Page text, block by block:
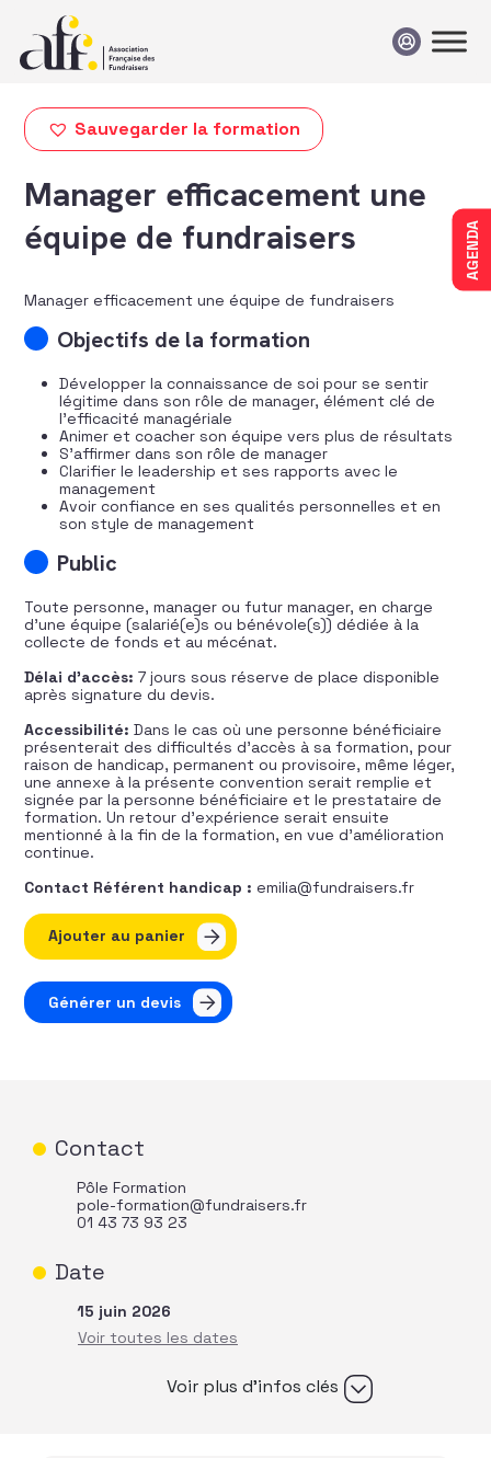
AGENDA
Sauvegarder la formation
Manager efficacement une
équipe de fundraisers
Manager efficacement une équipe de fundraisers
Objectifs de la formation
Développer la connaissance de soi pour se sentir
légitime dans son rôle de manager, élément clé de
l’efficacité managériale
Animer et coacher son équipe vers plus de résultats
S’affirmer dans son rôle de manager
Clarifier le leadership et ses rapports avec le
management
Avoir confiance en ses qualités personnelles et en
son style de management
Public
Toute personne, manager ou futur manager, en charge
d’une équipe (salarié(e)s ou bénévole(s)) dédiée à la
collecte de fonds et au mécénat.
Délai d’accès: 7 jours sous réserve de place disponible
après signature du devis.
Accessibilité: Dans le cas où une personne bénéficiaire
présenterait des difficultés d’accès à sa formation, pour
raison de handicap, permanent ou provisoire, même léger,
une annexe à la présente convention serait remplie et
signée par la personne bénéficiaire et le prestataire de
formation. Un retour d’expérience serait ensuite
mentionné à la fin de la formation, en vue d’amélioration
continue.
Contact Référent handicap :emilia@fundraisers.fr
quantité de Manager efficacement une équipe de
Ajouter au panier
Générer un devis
Contact
Pôle Formation
pole-formation@fundraisers.fr
01 43 73 93 23
Date
15 juin 2026
Voir plus d’infos clés